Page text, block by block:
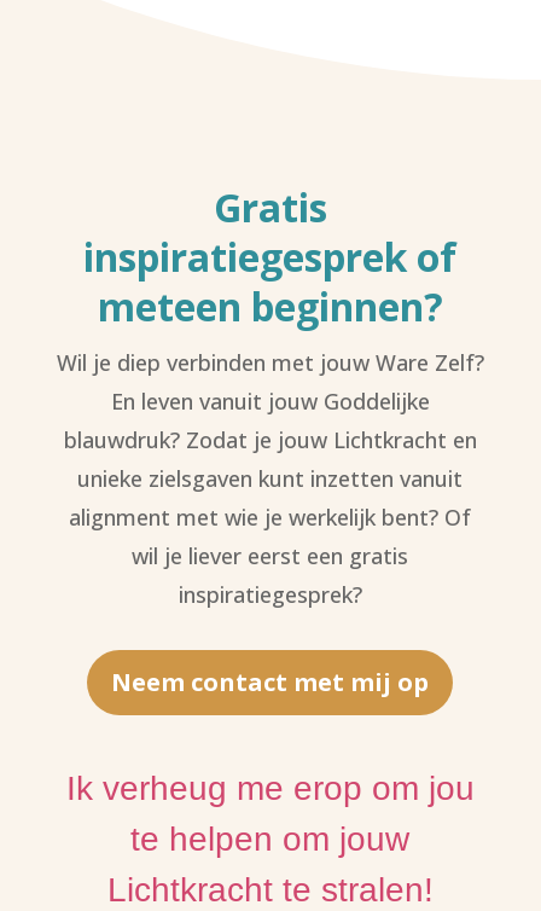
Gratis
inspiratiegesprekof
meteen beginnen?
Wil je diep verbinden met jouw Ware Zelf?
En leven vanuit jouw Goddelijke
blauwdruk? Zodat je jouw Lichtkracht en
unieke zielsgaven kunt inzetten vanuit
alignment met wie je werkelijk bent? Of
wil je liever eerst een gratis
inspiratiegesprek?
Neem contact met mij op
Ik verheug me erop om jou
te helpen om jouw
Lichtkracht te stralen!